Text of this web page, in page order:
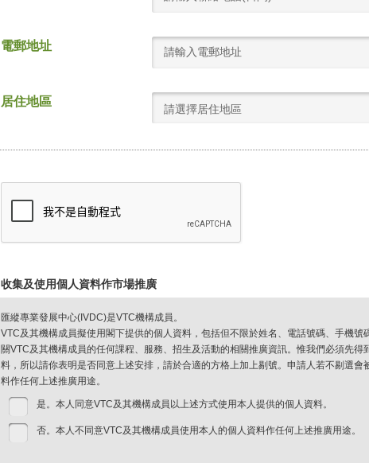
電郵地址
居住地區
請選擇居住地區
收集及使用個人資料作市場推廣
匯縱專業發展中心(IVDC)是VTC機構成員。
VTC及其機構成員擬使用閣下提供的個人資料，包括但不限於姓名、電話號碼、手機
關VTC及其機構成員的任何課程、服務、招生及活動的相關推廣資訊。惟我們必須先
料，所以請你表明是否同意上述安排，請於合適的方格上加上剔號。申請人若不剔選
料作任何上述推廣用途。
是。本人同意VTC及其機構成員以上述方式使用本人提供的個人資料。
否。本人不同意VTC及其機構成員使用本人的個人資料作任何上述推廣用途。